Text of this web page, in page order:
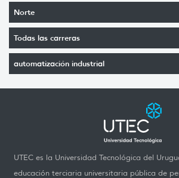
Norte
Todas las carreras
automatización industrial
UTEC es la Universidad Tecnológica del
educación terciaria universitaria pública de